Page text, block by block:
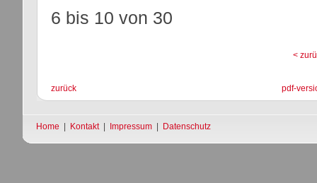
6 bis 10 von 30
<
zurück pdf-
Home | Kontakt| Impressum | Datenschutz